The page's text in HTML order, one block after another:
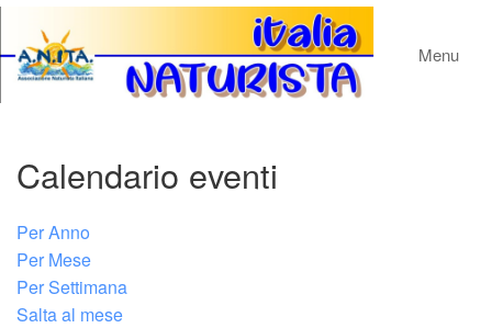
Menu
Calendario eventi
Per Anno
Per Mese
Per Settimana
Salta al mese